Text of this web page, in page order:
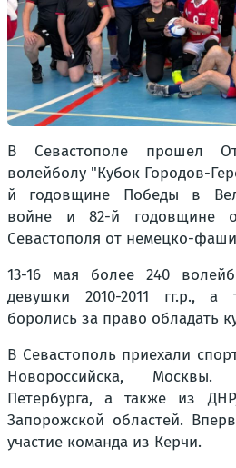
В Севастополе прошел
волейболу "Кубок Городов-
й годовщине Победы в
войне и 82-й годовщине
Севастополя от немецко-
13-16 мая более 240
девушки 2010-2011 гг.р., а
боролись за право обладать
В Севастополь приехали
Новороссийска, Москвы.
Петербурга, а также из
Запорожской областей.
участие команда из Керчи.